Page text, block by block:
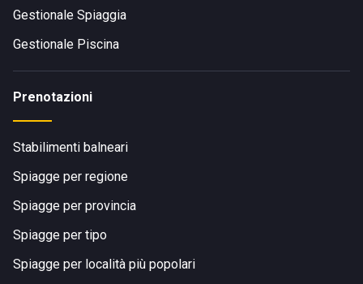
Gestionale Spiaggia
Gestionale Piscina
Prenotazioni
Stabilimenti balneari
Spiagge per regione
Spiagge per provincia
Spiagge per tipo
Spiagge per località più popolari